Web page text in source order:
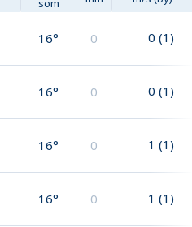
som
16° 0 0 (1)
16° 0 0 (1)
16° 0 1 (1)
16° 0 1 (1)